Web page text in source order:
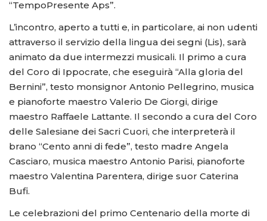
“TempoPresente Aps”.
L’incontro, aperto a tutti e, in particolare, ai non udenti
attraverso il servizio della lingua dei segni (Lis), sarà
animato da due intermezzi musicali. Il primo a cura
del Coro di Ippocrate, che eseguirà “Alla gloria del
Bernini”, testo monsignor Antonio Pellegrino, musica
e pianoforte maestro Valerio De Giorgi, dirige
maestro Raffaele Lattante. Il secondo a cura del Coro
delle Salesiane dei Sacri Cuori, che interpreterà il
brano “Cento anni di fede”, testo madre Angela
Casciaro, musica maestro Antonio Parisi, pianoforte
maestro Valentina Parentera, dirige suor Caterina
Bufi.
Le celebrazioni del primo Centenario della morte di